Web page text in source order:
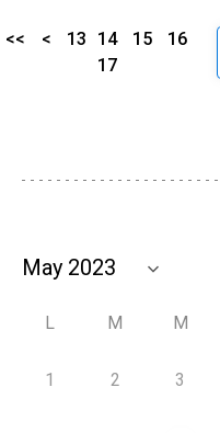
<< < 13 14 15
16
17
L M M
1 2 3